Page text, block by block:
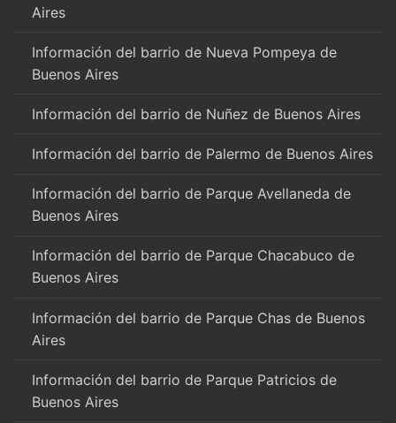
Aires
Información del barrio de Nueva Pompeya de
Buenos Aires
Información del barrio de Nuñez de Buenos Aires
Información del barrio de Palermo de Buenos Aires
Información del barrio de Parque Avellaneda de
Buenos Aires
Información del barrio de Parque Chacabuco de
Buenos Aires
Información del barrio de Parque Chas de Buenos
Aires
Información del barrio de Parque Patricios de
Buenos Aires